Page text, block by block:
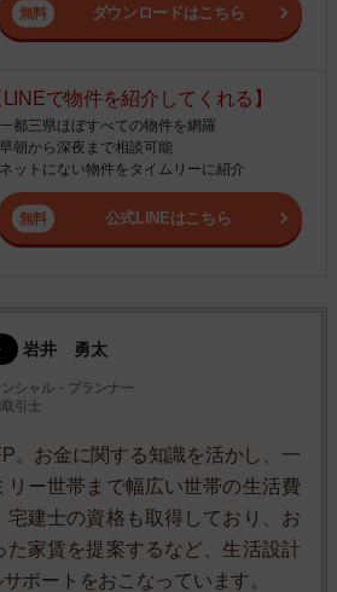
ダウンロードはこちら
LINEで物件を紹介してくれる】
一都三県ほぼすべての物件を網羅
早朝から深夜まで相談可能
ネットにない物件をタイムリーに紹介
公式LINEはこちら
岩井 勇太
ンシャル・プランナー
引士
。お金に関する知識を活かし、一
リー世帯まで幅広い世帯の生活費
宅建士の資格も取得しており、お
た家賃を提案するなど、生活設計
ポートをおこなっています。